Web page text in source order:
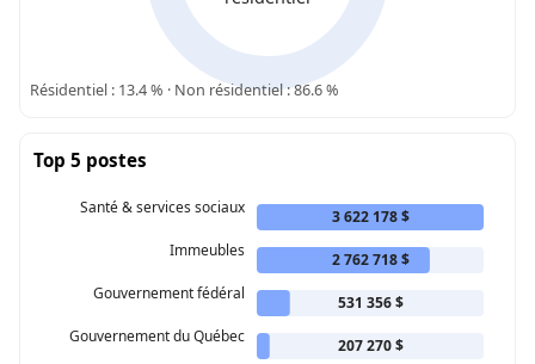
Résidentiel : 13.4 % · Non résidentiel : 86.6 %
Top 5 postes
Santé & services sociaux
3 622 178 $
Immeubles
2 762 718 $
Gouvernement fédéral
531 356 $
Gouvernement du Québec
207 270 $